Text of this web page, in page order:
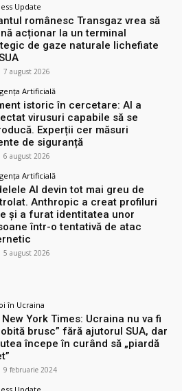
Update
românesc Transgaz vrea să
acționar la un terminal
de gaze naturale lichefiate
7 august 2026
Artificială
istoric în cercetare: AI a
virusuri capabile să se
Experții cer măsuri
de siguranță
6 august 2026
Artificială
AI devin tot mai greu de
Anthropic a creat profiluri
și a furat identitatea unor
într-o tentativă de atac
5 august 2026
în Ucraina
New York Times: Ucraina nu va fi
brusc” fără ajutorul SUA, dar
începe în curând să „piardă
9 februarie 2024